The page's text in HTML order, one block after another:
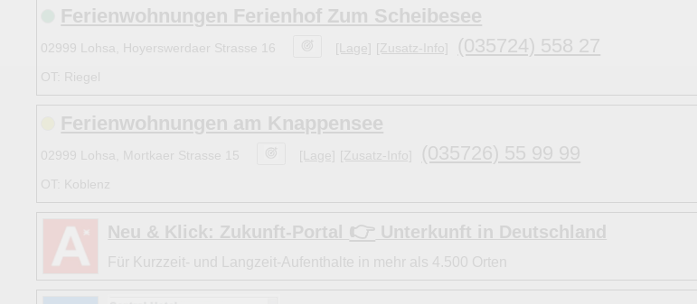
Ferienwohnungen Ferienhof Zum Scheibesee
02999 Lohsa, Hoyerswerdaer Strasse 16 [Lage] [Zusatz-Info] (035724) 558 27
OT: Riegel
Ferienwohnungen am Knappensee
02999 Lohsa, Mortkaer Strasse 15 [Lage] [Zusatz-Info] (035726) 55 99 99
OT: Koblenz
Neu & Klick: Zukunft-Portal 👉 Unterkunft in Deutschland
Für Kurzzeit- und Langzeit-Aufenthalte in mehr als 4.500 Orten